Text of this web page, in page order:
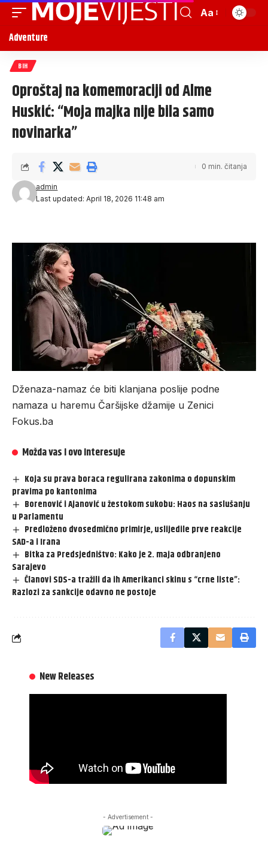
Aa
Adventure
BIH
Oproštaj na komemoraciji od Alme
Huskić: “Moja majka nije bila samo
novinarka”
Last updated: April 18, 2026 11:48 am
admin
0 min. čitanja
Dženaza-namaz će biti klanjana poslije podne
namaza u haremu Čaršijske džamije u Zenici
Fokus.ba
Možda vas i ovo interesuje
Koja su prava boraca regulirana zakonima o dopunskim
pravima po kantonima
Borenović i Ajanović u žestokom sukobu: Haos na saslušanju
u Parlamentu
Predloženo dvosedmično primirje, uslijedile prve reakcije
SAD-a i Irana
Bitka za Predsjedništvo: Kako je 2. maja odbranjeno
Sarajevo
Članovi SDS-a tražili da ih Amerikanci skinu s “crne liste”:
Razlozi za sankcije odavno ne postoje
New Releases
- Advertisement -